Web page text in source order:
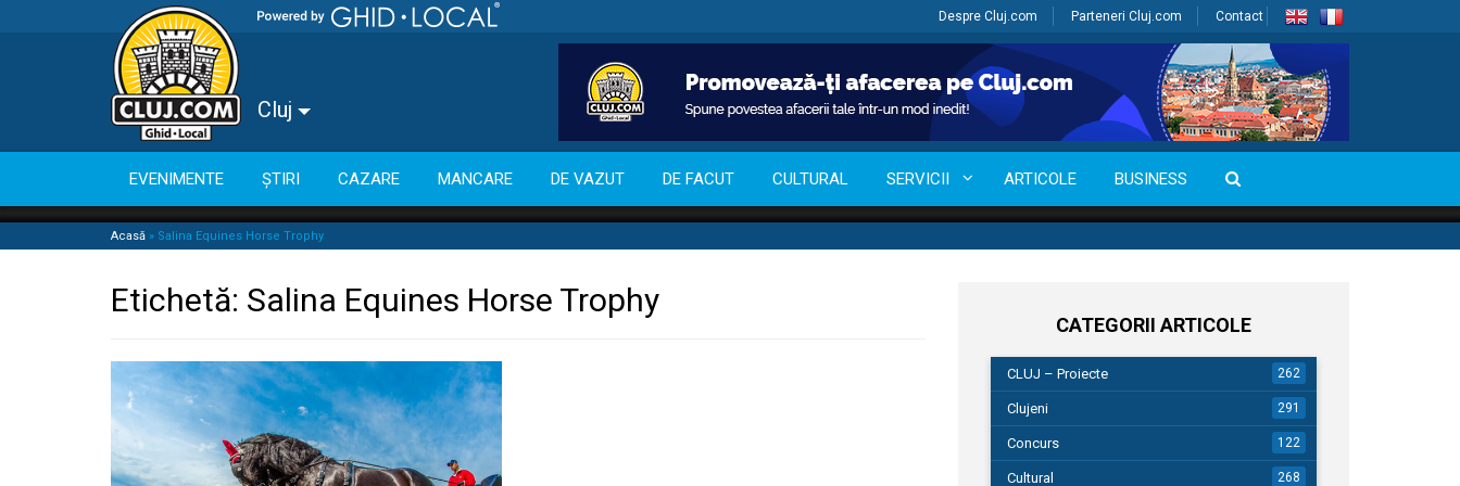
Despre Cluj.com Parteneri Cluj.com Contact
Cluj
EVENIMENTE ȘTIRI CAZARE MANCARE DE VAZUT DE FACUT CULTURAL SERVICII ARTICOLE BUSINESS
Acasă » Salina Equines Horse Trophy
Etichetă: Salina Equines Horse Trophy
CATEGORII ARTICOLE
CLUJ – Proiecte 262
Clujeni 291
Concurs 122
Cultural 268